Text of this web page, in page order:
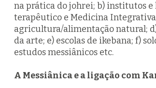
na prática dojohrei; b) institutos
terapêutico e Medicina
agricultura/alimentação natural;
da arte; e) escolas de ikebana; f)
estudos messiânicos etc.
A Messiânica e a ligação com